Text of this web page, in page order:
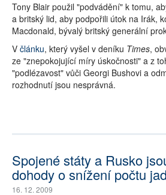
Tony Blair použil "podvádění" k tomu,
a britský lid, aby podpořili útok na Irák,
Macdonald, bývalý britský generální
V článku, který vyšel v deníku Times,
ze "znepokojující míry úskočnosti" a z
"podlézavost" vůči Georgi Bushovi a
rozhodnutí jsou nesprávná.
Spojené státy a Rusko
dohody o snížení počtu
16. 12. 2009